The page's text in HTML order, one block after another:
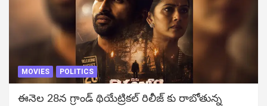
MOVIES POLITICS
ఈనెల 28న గ్రాండ్ థియేట్రికల్ రిలీజ్ కు రాబోతున్న